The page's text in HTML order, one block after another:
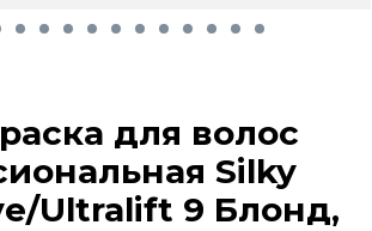
для волос
Silky
Ultralift 9 Блонд,